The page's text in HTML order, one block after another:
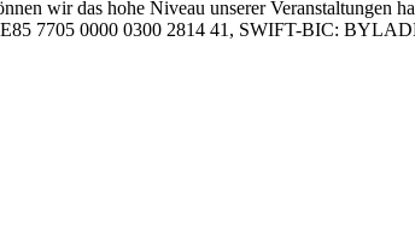
wir das hohe Ni­veau un­se­rer Ver­an­stal­tun­gen
7705 0000 0300 2814 41, SWIFT-BIC: